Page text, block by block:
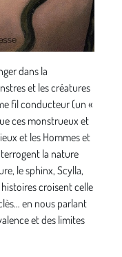
dans la
et les créatures
fil conducteur (un «
ces monstrueux et
et les Hommes et
la nature
le sphinx, Scylla,
croisent celle
en nous parlant
et des limites